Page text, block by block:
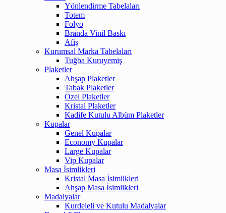
Yönlendirme Tabelaları
Totem
Folyo
Branda Vinil Baskı
Afiş
Kurumsal Marka Tabelaları
Tuğba Kuruyemiş
Plaketler
Ahşap Plaketler
Tabak Plaketler
Özel Plaketler
Kristal Plaketler
Kadife Kutulu Albüm Plaketler
Kupalar
Genel Kupalar
Economy Kupalar
Large Kupalar
Vip Kupalar
Masa İsimlikleri
Kristal Masa İsimlikleri
Ahşap Masa İsimlikleri
Madalyalar
Kurdeleli ve Kutulu Madalyalar